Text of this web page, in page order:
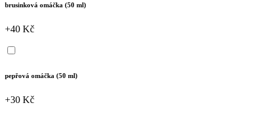
brusinková omáčka (50 ml)
+40 Kč
pepřová omáčka (50 ml)
+30 Kč